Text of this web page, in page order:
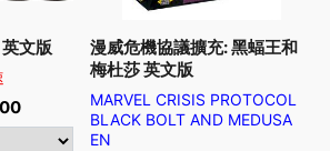
文版
漫威危機協議擴充: 黑蝠王和
梅杜莎 英文版
MARVEL CRISIS PROTOCOL
BLACK BOLT AND MEDUSA
EN